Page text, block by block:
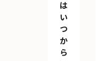
は
い
つ
か
ら